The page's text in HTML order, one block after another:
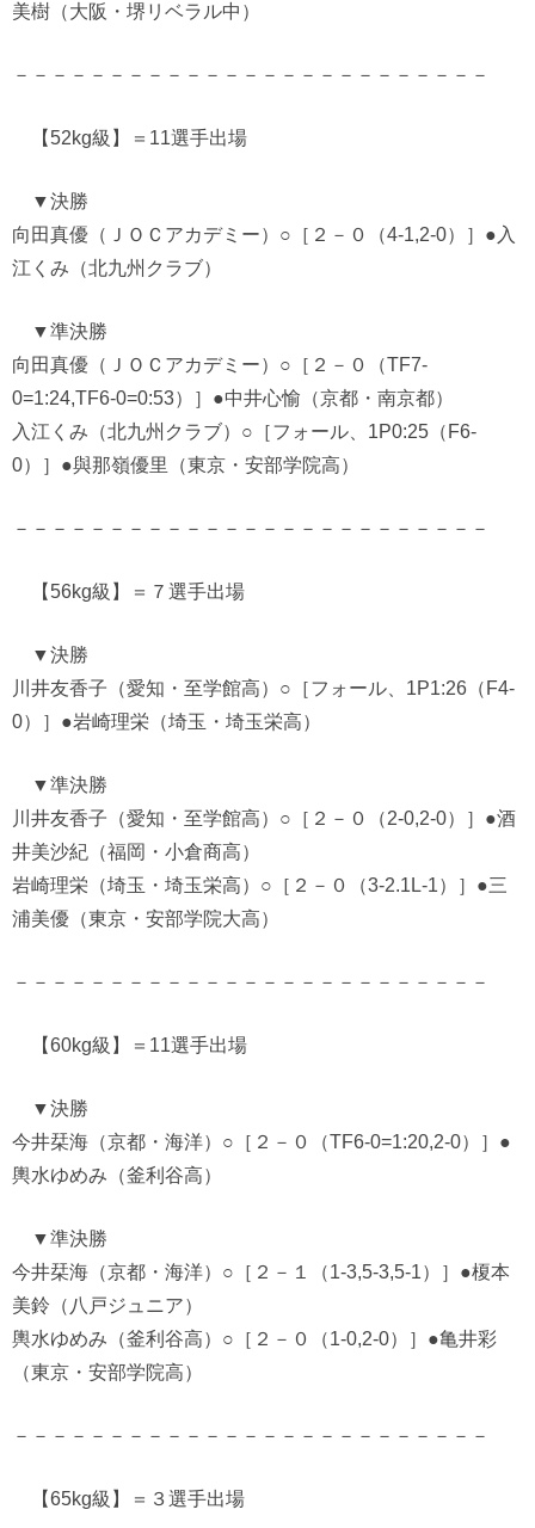
美樹（大阪・堺リベラル中）
－－－－－－－－－－－－－－－－－－－－－－－－－
【52kg級】＝11選手出場
▼決勝
向田真優（ＪＯＣアカデミー）○［２－０（4-1,2-0）］●入
江くみ（北九州クラブ）
▼準決勝
向田真優（ＪＯＣアカデミー）○［２－０（TF7-
0=1:24,TF6-0=0:53）］●中井心愉（京都・南京都）
入江くみ（北九州クラブ）○［フォール、1P0:25（F6-
0）］●與那嶺優里（東京・安部学院高）
－－－－－－－－－－－－－－－－－－－－－－－－－
【56kg級】＝７選手出場
▼決勝
川井友香子（愛知・至学館高）○［フォール、1P1:26（F4-
0）］●岩崎理栄（埼玉・埼玉栄高）
▼準決勝
川井友香子（愛知・至学館高）○［２－０（2-0,2-0）］●酒
井美沙紀（福岡・小倉商高）
岩崎理栄（埼玉・埼玉栄高）○［２－０（3-2.1L-1）］●三
浦美優（東京・安部学院大高）
－－－－－－－－－－－－－－－－－－－－－－－－－
【60kg級】＝11選手出場
▼決勝
今井栞海（京都・海洋）○［２－０（TF6-0=1:20,2-0）］●
輿水ゆめみ（釜利谷高）
▼準決勝
今井栞海（京都・海洋）○［２－１（1-3,5-3,5-1）］●榎本
美鈴（八戸ジュニア）
輿水ゆめみ（釜利谷高）○［２－０（1-0,2-0）］●亀井彩
（東京・安部学院高）
－－－－－－－－－－－－－－－－－－－－－－－－－
【65kg級】＝３選手出場